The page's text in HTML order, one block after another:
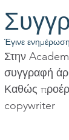
Έγινε
Στην
συγγραφή
Καθώς
copywriter